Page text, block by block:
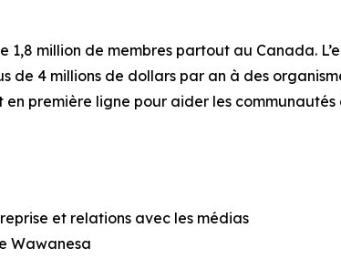
1,8 million de membres partout au Canada.
de 4 millions de dollars par an à des
première ligne pour aider les
et relations avec les médias
Wawanesa